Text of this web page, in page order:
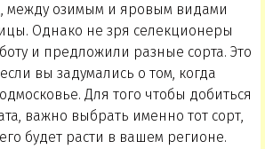
между озимым и яровым видами
Однако не зря селекционеры
и предложили разные сорта. Это
вы задумались о том, когда
Для того чтобы добиться
важно выбрать именно тот сорт,
будет расти в вашем регионе.